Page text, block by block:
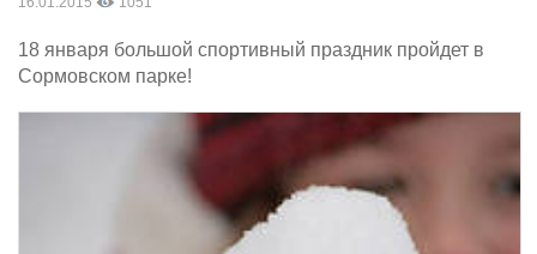
18 января большой спортивный праздник пройдет в
Сормовском парке!